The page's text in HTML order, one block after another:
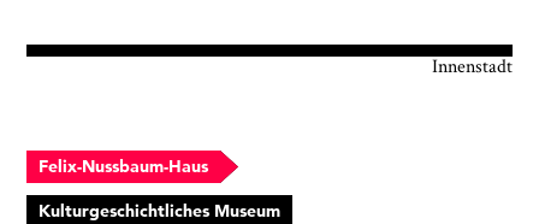
Innenstadt
Felix-Nussbaum-Haus
Kulturgeschichtliches Museum